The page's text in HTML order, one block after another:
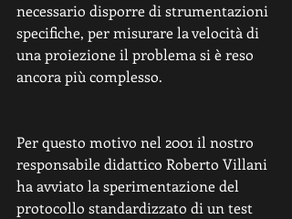
necessario disporre di strumentazioni
specifiche, per misurare la velocità di
una proiezione il problema si è reso
ancora più complesso.
Per questo motivo nel 2001 il nostro
responsabile didattico Roberto Villani
ha avviato la sperimentazione del
protocollo standardizzato di un test